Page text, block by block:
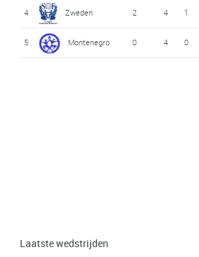
4 Zweden 2 4 1
5 Montenegro 0 4 0
Laatste wedstrijden